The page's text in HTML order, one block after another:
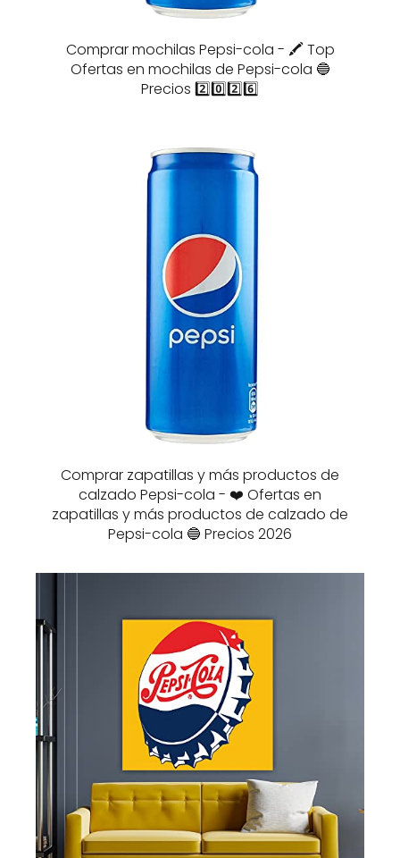
Comprar mochilas Pepsi-cola - 🖍️ Top
Ofertas en mochilas de Pepsi-cola 🔵
Precios 2️⃣0️⃣2️⃣6️⃣
Comprar zapatillas y más productos de
calzado Pepsi-cola - ❤️ Ofertas en
zapatillas y más productos de calzado de
Pepsi-cola 🔵 Precios 2026